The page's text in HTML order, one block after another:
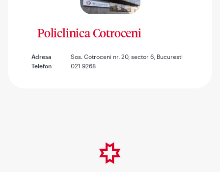
Policlinica Cotroceni
Adresa
Sos. Cotroceni nr. 20, sector 6, Bucuresti
Telefon
021 9268